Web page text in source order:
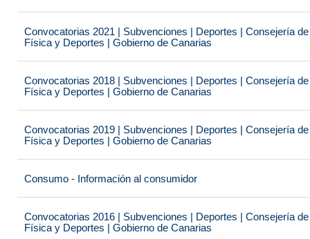
Convocatorias 2021 | Subvenciones | Deportes | Consejería
Física y Deportes | Gobierno de Canarias
Convocatorias 2018 | Subvenciones | Deportes | Consejería
Física y Deportes | Gobierno de Canarias
Convocatorias 2019 | Subvenciones | Deportes | Consejería
Física y Deportes | Gobierno de Canarias
Consumo - Información al consumidor
Convocatorias 2016 | Subvenciones | Deportes | Consejería
Física y Deportes | Gobierno de Canarias